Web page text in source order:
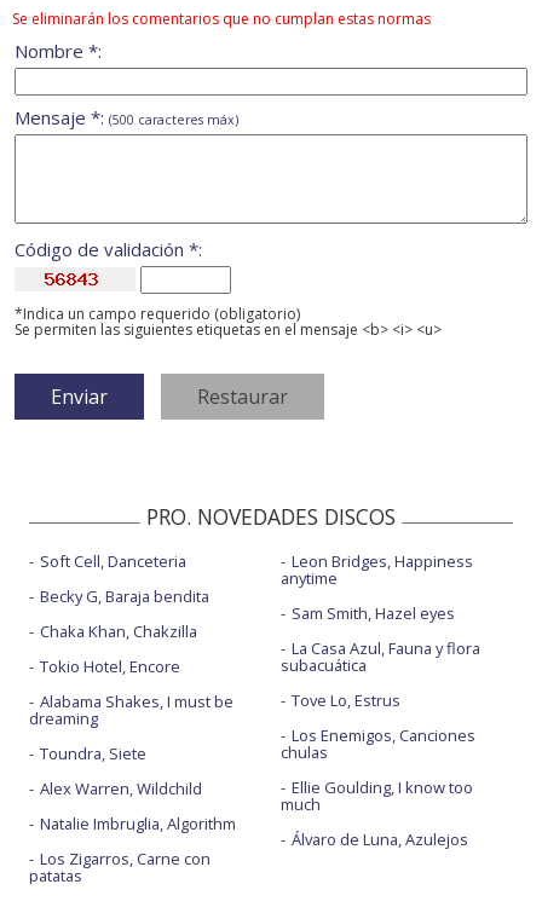
Se eliminarán los comentarios que no cumplan estas normas
Nombre *:
Mensaje *: (500 caracteres máx)
Código de validación *:
*Indica un campo requerido (obligatorio)
Se permiten las siguientes etiquetas en el mensaje <b> <i> <u>
PRO. NOVEDADES DISCOS
Soft Cell, Danceteria
Becky G, Baraja bendita
Chaka Khan, Chakzilla
Tokio Hotel, Encore
Alabama Shakes, I must be
dreaming
Toundra, Siete
Alex Warren, Wildchild
Natalie Imbruglia, Algorithm
Los Zigarros, Carne con
patatas
Leon Bridges, Happiness
anytime
Sam Smith, Hazel eyes
La Casa Azul, Fauna y flora
subacuática
Tove Lo, Estrus
Los Enemigos, Canciones
chulas
Ellie Goulding, I know too
much
Álvaro de Luna, Azulejos